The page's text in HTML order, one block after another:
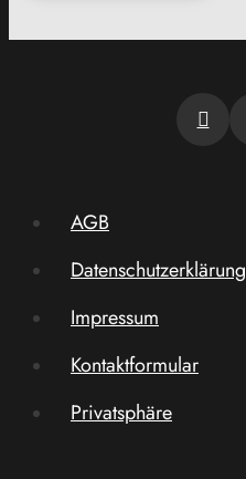
AGB
Datenschutzerklärung
Impressum
Kontaktformular
Privatsphäre